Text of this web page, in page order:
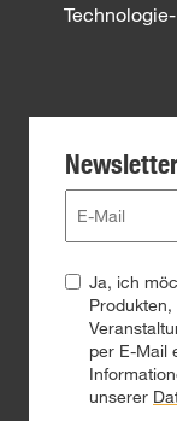
Ja, ich
per E-Mail
unserer